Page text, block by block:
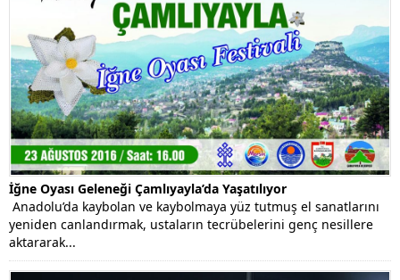
İğne Oyası Geleneği Çamlıyayla’da Yaşatılıyor
Anadolu’da kaybolan ve kaybolmaya yüz tutmuş el sanatlarını
yeniden canlandırmak, ustaların tecrübelerini genç nesillere
aktararak...